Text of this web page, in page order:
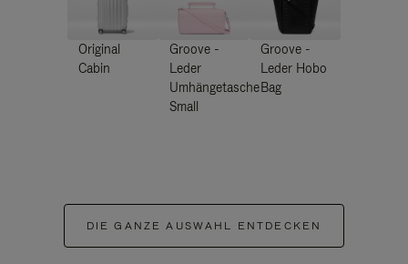
Original
Cabin
Groove -
Leder
Umhängetasche
Small
Groove -
Leder Hobo
Bag
DIE GANZE AUSWAHL ENTDECKEN